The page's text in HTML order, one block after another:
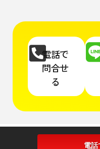
電話で
問合せ
る
©︎2023ベー
電話